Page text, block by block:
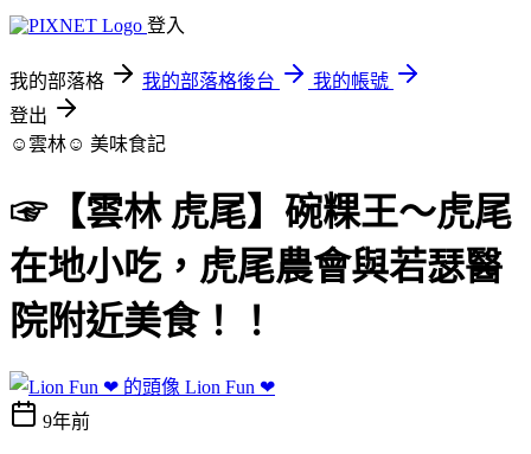
登入
我的部落格 我的部落格後台
我的帳號
登出
☺雲林☺ 美味食記
☞【雲林 虎尾】碗粿王～虎尾
在地小吃，虎尾農會與若瑟醫
院附近美食！！
Lion Fun ❤
9年前